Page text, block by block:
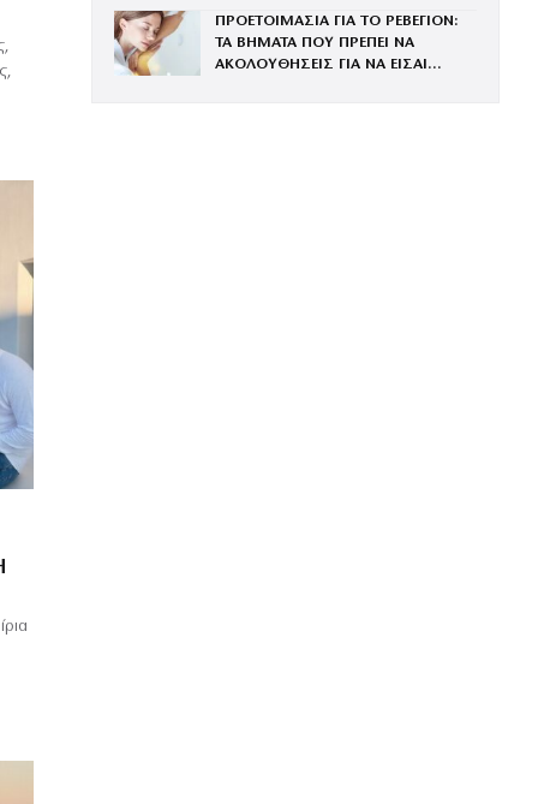
ΦΑΝΤΑΣΤΕΙ
ΠΡΟΕΤΟΙΜΑΣΙΑ ΓΙΑ ΤΟ ΡΕΒΕΓΙΟΝ:
ΤΑ ΒΗΜΑΤΑ ΠΟΥ ΠΡΕΠΕΙ ΝΑ
ΑΚΟΛΟΥΘΗΣΕΙΣ ΓΙΑ ΝΑ ΕΙΣΑΙ